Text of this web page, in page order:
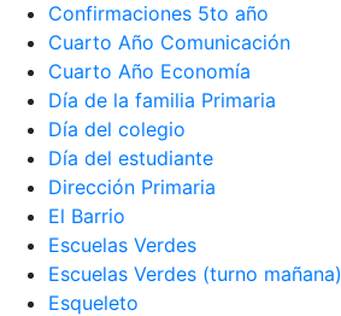
Confirmaciones 5to año
Cuarto Año Comunicación
Cuarto Año Economía
Día de la familia Primaria
Día del colegio
Día del estudiante
Dirección Primaria
El Barrio
Escuelas Verdes
Escuelas Verdes (turno mañana)
Esqueleto